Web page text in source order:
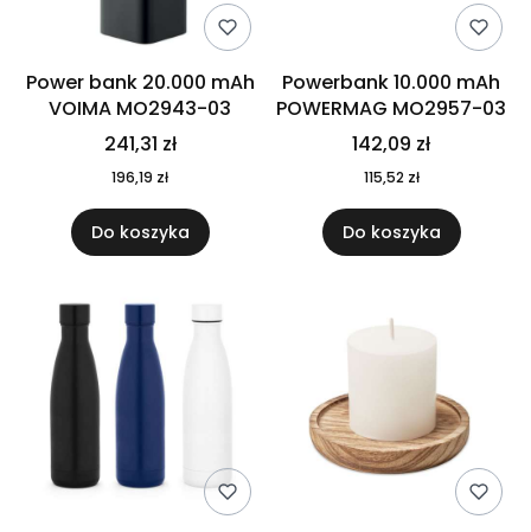
Power bank 20.000 mAh
VOIMA MO2943-03
241,31 zł
196,19 zł
Do koszyka
Powerbank 10.000 mAh
POWERMAG MO2957-03
142,09 zł
115,52 zł
Do koszyka